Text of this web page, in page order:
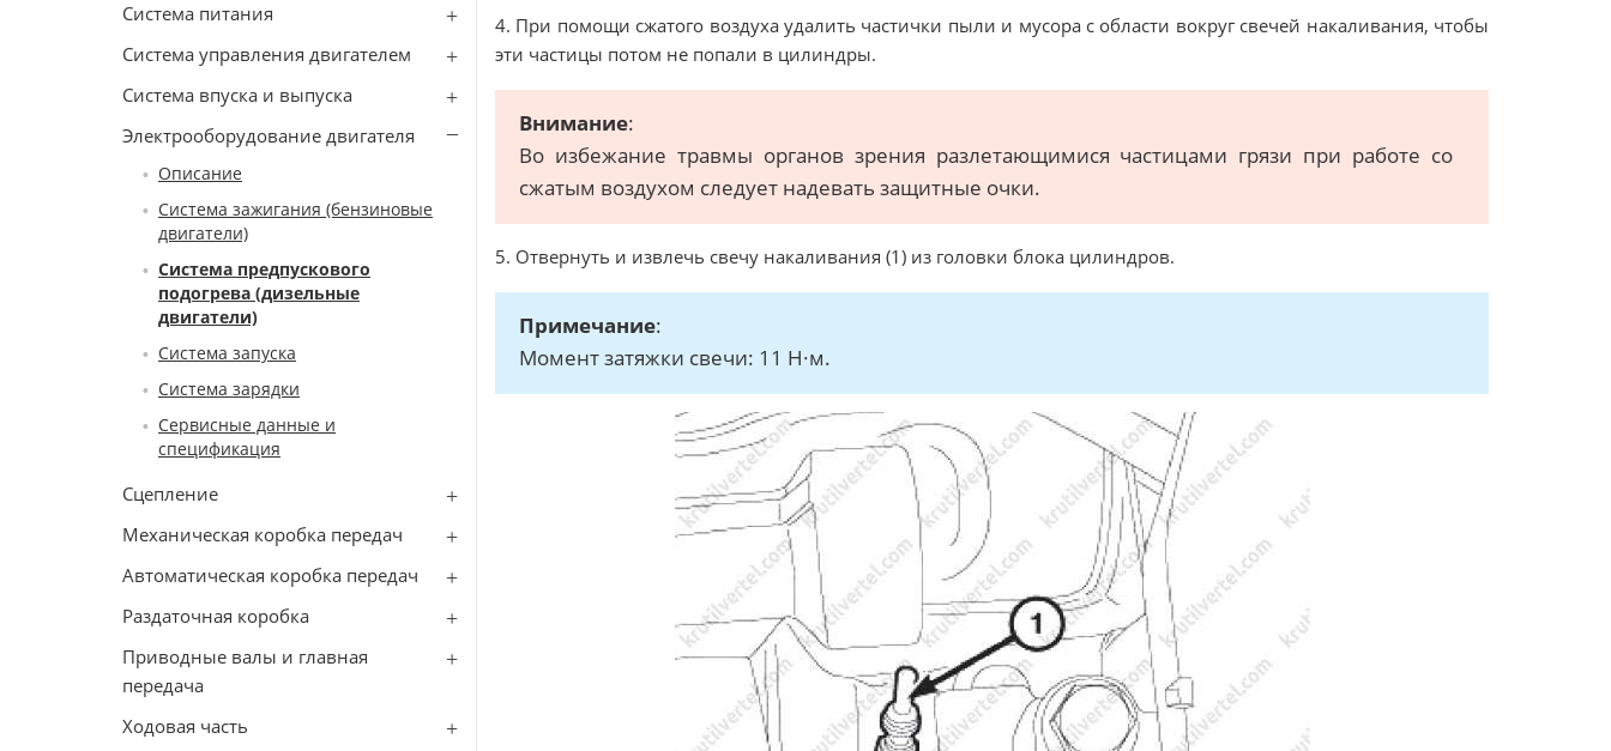
Система питания
Система управления двигателем
Система впуска и выпуска
Электрооборудование двигателя
Описание
Система зажигания (бензиновые
двигатели)
Система предпускового
подогрева (дизельные
двигатели)
Система запуска
Система зарядки
Сервисные данные и
спецификация
Сцепление
Механическая коробка передач
Автоматическая коробка передач
Раздаточная коробка
Приводные валы и главная
передача
Ходовая часть
4. При помощи сжатого воздуха удалить частички пыли и мусора с области вокруг свечей накаливания, чтобы
эти частицы потом не попали в цилиндры.
Внимание:
Во избежание травмы органов зрения разлетающимися частицами грязи при работе со
сжатым воздухом следует надевать защитные очки.
5. Отвернуть и извлечь свечу накаливания (1) из головки блока цилиндров.
Примечание:
Момент затяжки свечи: 11 Н·м.